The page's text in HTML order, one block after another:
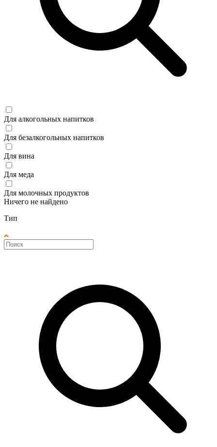
Для алкогольных напитков
Для безалкогольных напитков
Для вина
Для меда
Для молочных продуктов
Ничего не найдено
Тип